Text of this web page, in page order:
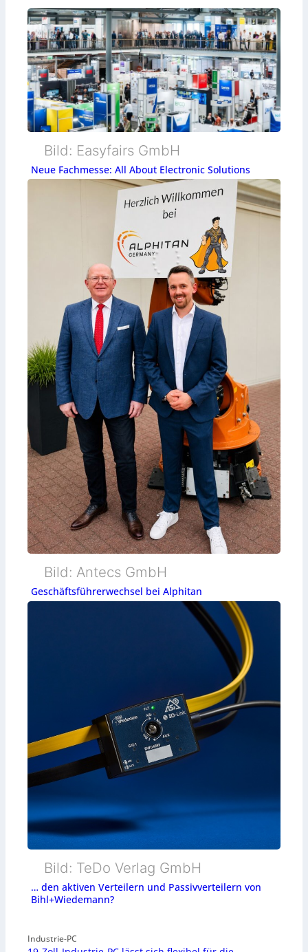
Bild: Easyfairs GmbH
Neue Fachmesse: All About Electronic Solutions
Bild: Antecs GmbH
Geschäftsführerwechsel bei Alphitan
Bild: TeDo Verlag GmbH
… den aktiven Verteilern und Passivverteilern von
Bihl+Wiedemann?
Industrie-PC